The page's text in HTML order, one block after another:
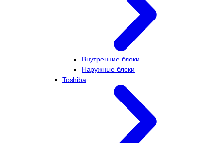
Внутренние блоки
Наружные блоки
Toshiba